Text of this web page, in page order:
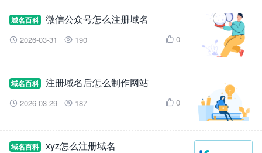
域名百科 微信公众号怎么注册域名
 2026-03-31  190  0
域名百科 注册域名后怎么制作网站
 2026-03-29  187  0
域名百科 xyz怎么注册域名